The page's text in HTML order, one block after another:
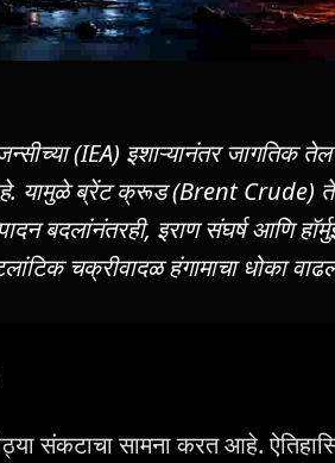
(IEA) इशाऱ्यानंतर
यामुळे ब्रेंट क्रूड (Brent Crude)
बदलांनंतरही, इराण संघर्ष आणि
चक्रीवादळ हंगामाचा धोका
संकटाचा सामना करत आहे.